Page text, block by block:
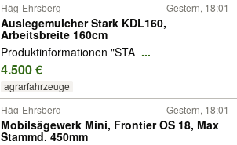
Häg-Ehrsberg Gestern, 18:01
Auslegemulcher Stark KDL160,
Arbeitsbreite 160cm
Produktinformationen "STA ...
4.500 €
agrarfahrzeuge
Häg-Ehrsberg Gestern, 18:01
Mobilsägewerk Mini, Frontier OS 18, Max
Stammd. 450mm